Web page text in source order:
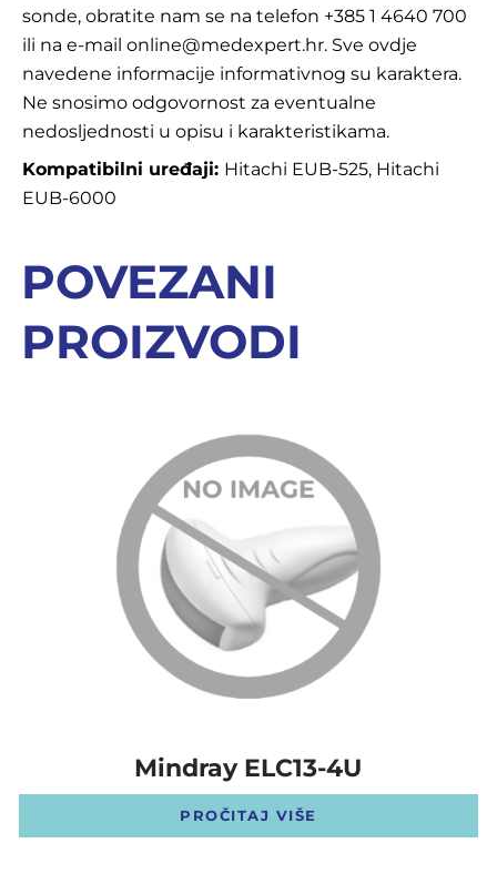
sonde, obratite nam se na telefon +385 1 4640 700
ili na e-mail online@medexpert.hr. Sve ovdje
navedene informacije informativnog su karaktera.
Ne snosimo odgovornost za eventualne
nedosljednosti u opisu i karakteristikama.
Kompatibilni uređaji: Hitachi EUB-525, Hitachi
EUB-6000
POVEZANI
PROIZVODI
Mindray ELC13-4U
PROČITAJ VIŠE